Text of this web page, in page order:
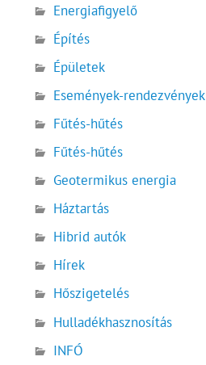
Energiafigyelő
Építés
Épületek
Események-rendezvények
Fűtés-hűtés
Fűtés-hűtés
Geotermikus energia
Háztartás
Hibrid autók
Hírek
Hőszigetelés
Hulladékhasznosítás
INFÓ